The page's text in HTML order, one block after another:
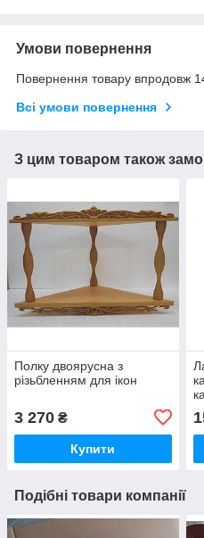
Умови повернення
Повернення товару впродовж
Всі умови повернення
З цим товаром також
Полку двоярусна з
різьбленням для ікон
3 270 ₴
Купити
Подібні товари компанії